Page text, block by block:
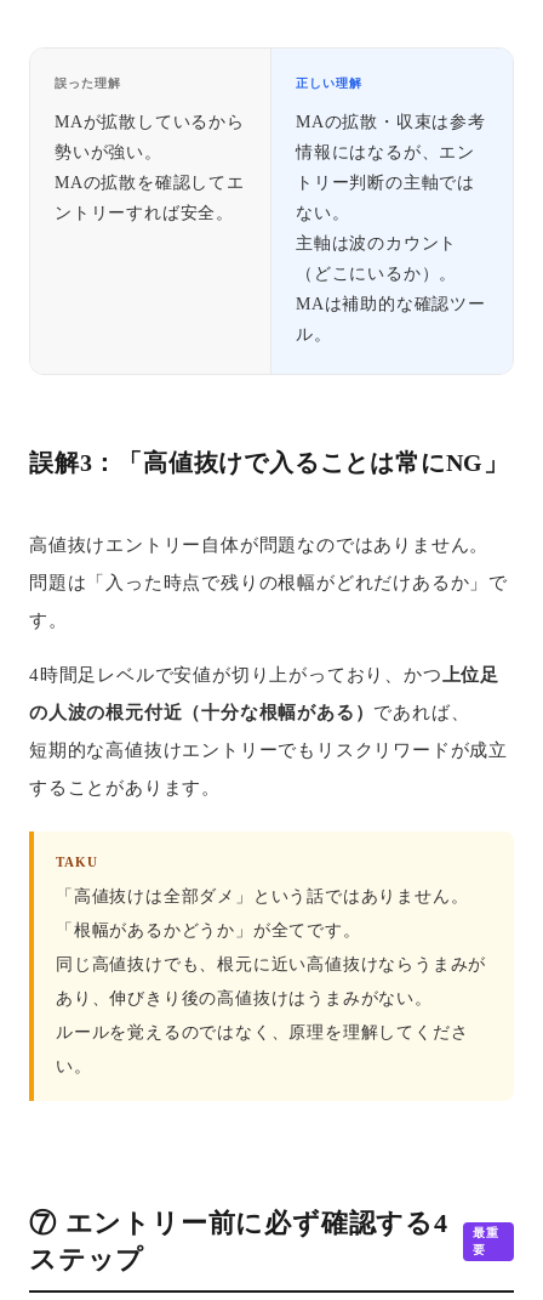
誤った理解
MAが拡散しているから
勢いが強い。
MAの拡散を確認してエ
ントリーすれば安全。
正しい理解
MAの拡散・収束は参考
情報にはなるが、エン
トリー判断の主軸では
ない。
主軸は波のカウント
（どこにいるか）。
MAは補助的な確認ツー
ル。
誤解3：「高値抜けで入ることは常にNG」
高値抜けエントリー自体が問題なのではありません。
問題は「入った時点で残りの根幅がどれだけあるか」で
す。
4時間足レベルで安値が切り上がっており、かつ上位足
の人波の根元付近（十分な根幅がある） であれば、
短期的な高値抜けエントリーでもリスクリワードが成立
することがあります。
TAKU
「高値抜けは全部ダメ」という話ではありません。
「根幅があるかどうか」が全てです。
同じ高値抜けでも、根元に近い高値抜けならうまみが
あり、伸びきり後の高値抜けはうまみがない。
ルールを覚えるのではなく、原理を理解してくださ
い。
⑦ エントリー前に必ず確認する4
ステップ
最重
要